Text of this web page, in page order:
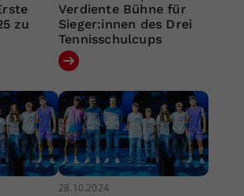
zu
Verdiente Bühne für
Sieger:innen des Drei
Tennisschulcups
28.10.2024